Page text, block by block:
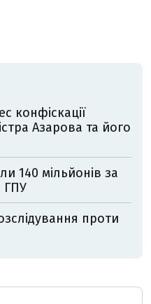
конфіскації
Азарова та його
140 мільйонів за
ГПУ
проти